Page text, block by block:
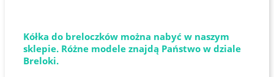
Kółka do breloczków można nabyć w naszym
sklepie. Różne modele znajdą Państwo w dziale
Breloki.